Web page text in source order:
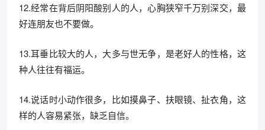
12.经常在背后阴阳酸别人的人，心胸狭窄千万别深交，最
好连朋友也不要做。
13.耳垂比较大的人，大多与世无争，是老好人的性格，这
种人往往有福运。
14.说话时小动作很多，比如摸鼻子、扶眼镜、扯衣角，这
样的人容易紧张，缺乏自信。